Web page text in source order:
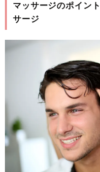
マッサージのポイン
サージ